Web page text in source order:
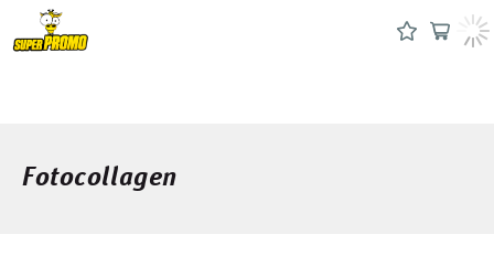
Fotocollagen